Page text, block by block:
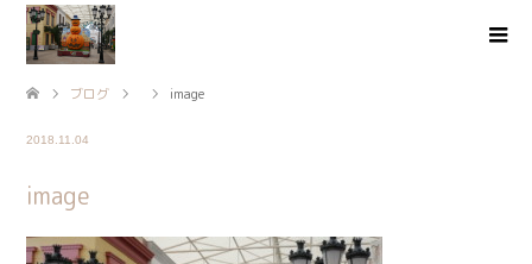
ブログ image
2018.11.04
image